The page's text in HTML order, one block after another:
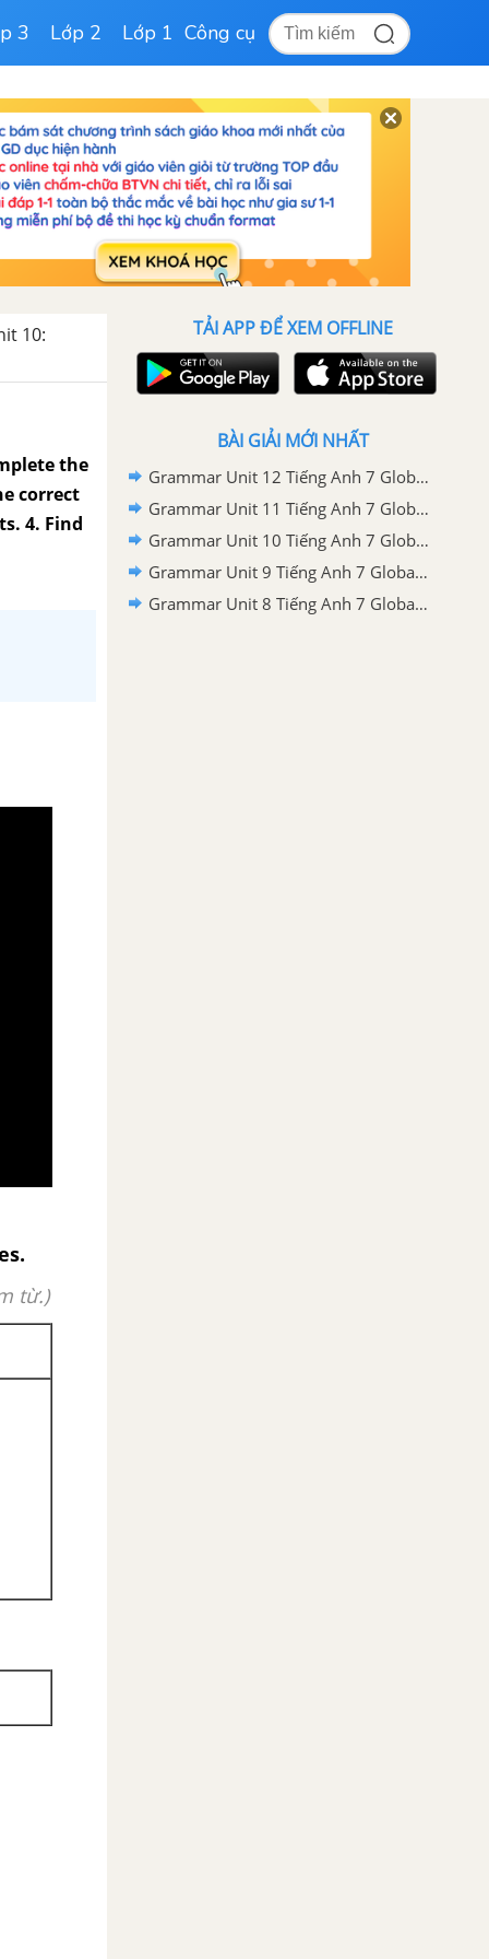
3 Lớp 2 Lớp 1 Công cụ
10:
the
correct
4. Find
từ.)
TẢI APP ĐỂ XEM OFFLINE
BÀI GIẢI MỚI NHẤT
Grammar Unit 12 Tiếng Anh 7 Global Success
Grammar Unit 11 Tiếng Anh 7 Global Success
Grammar Unit 10 Tiếng Anh 7 Global Success
Grammar Unit 9 Tiếng Anh 7 Global Success
Grammar Unit 8 Tiếng Anh 7 Global Success